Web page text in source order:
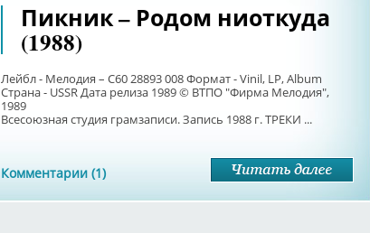
Пикник – Родом ниоткуда
(1988)
Лейбл - Мелодия – С60 28893 008 Формат - Vinil, LP, Album
Страна - USSR Дата релиза 1989 © ВТПО "Фирма Мелодия",
1989
Всесоюзная студия грамзаписи. Запись 1988 г. ТРЕКИ ...
Комментарии (1)